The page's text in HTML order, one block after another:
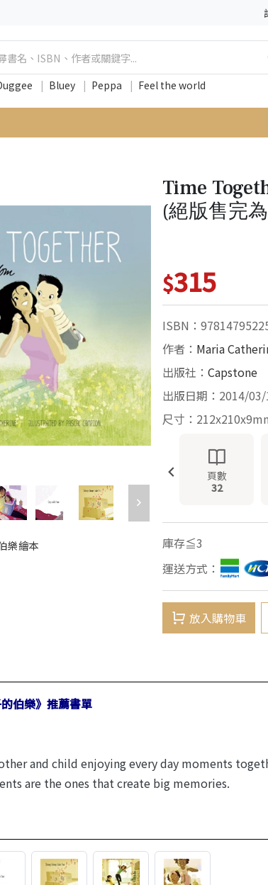
| Bluey | Peppa | Feel the world
樂繪本
Time
(絕版售完
$315
ISBN：
作者： Maria
出版社：Capstone
出版日期：2014/
尺寸：
頁數
32
庫存≦3
運送方式：
放入購物車
伯樂》推薦書單
and child enjoying every day moments
are the ones that create big memories.